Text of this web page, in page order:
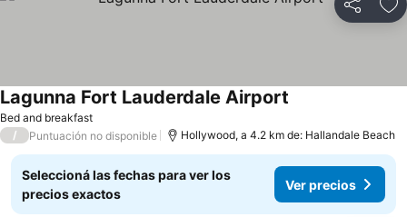
Compartir
Bed and breakfast
Lagunna Fort Lauderdale Airport
/ Puntuación no disponible Hollywood, a 4.2 km de: Hallandale Beach
Seleccioná las fechas para ver los
precios exactos
Ver precios